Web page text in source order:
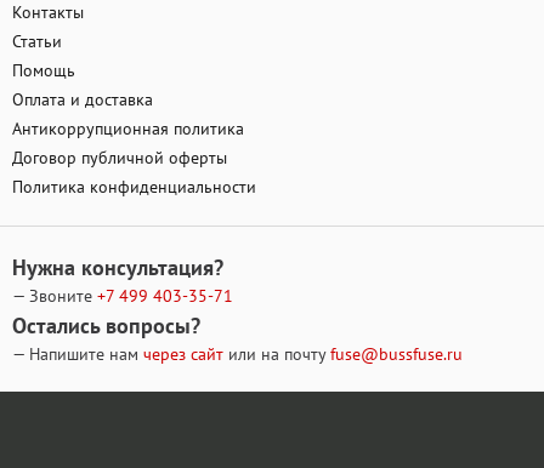
Контакты
Статьи
Помощь
Оплата и доставка
Антикоррупционная политика
Договор публичной оферты
Политика конфиденциальности
Нужна консультация?
— Звоните +7 499 403-35-71
Остались вопросы?
— Напишите нам через сайт или на почтуfuse@bussfuse.ru